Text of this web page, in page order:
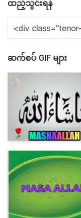
ထည့်သွင်းရန်
ဆက်စပ် GIF များ